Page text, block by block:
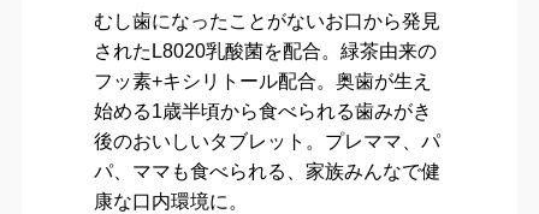
むし歯になったことがないお口から発見
されたL8020乳酸菌を配合。緑茶由来の
フッ素+キシリトール配合。奥歯が生え
始める1歳半頃から食べられる歯みがき
後のおいしいタブレット。プレママ、パ
パ、ママも食べられる、家族みんなで健
康な口内環境に。